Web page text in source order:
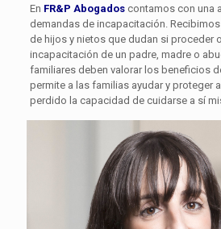
En FR&P Abogados contamos con una
demandas de incapacitación.
de hijos y nietos que dudan si proceder
incapacitación de un padre, madre o
familiares deben valorar los beneficios
permite a las familias ayudar y proteger
perdido la capacidad de cuidarse a sí